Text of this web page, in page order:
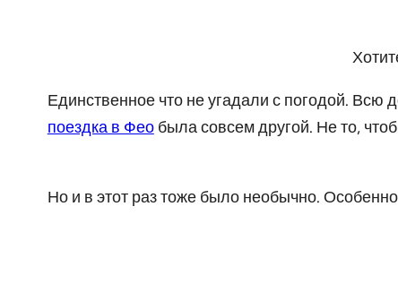
Единственное что не угадали с погодой.
поездка в Феобыла совсем другой. Не то,
Но и в этот раз тоже было необычно.